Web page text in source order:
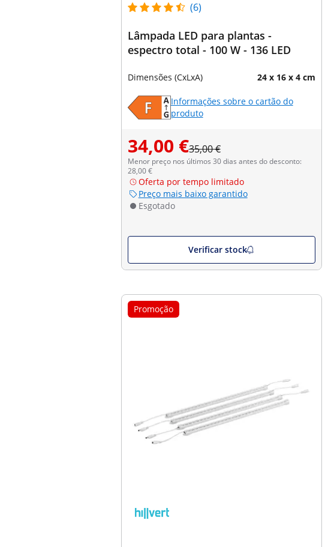
(6)
Lâmpada LED para plantas -
espectro total - 100 W - 136 LED
Dimensões (CxLxA) 24 x 16 x 4 cm
Informações sobre o cartão do
produto
34,00 €35,00 €
Menor preço nos últimos 30 dias antes do desconto:
28,00 €
Oferta por tempo limitado
Preço mais baixo garantido
Esgotado
Verificar stock
Promoção